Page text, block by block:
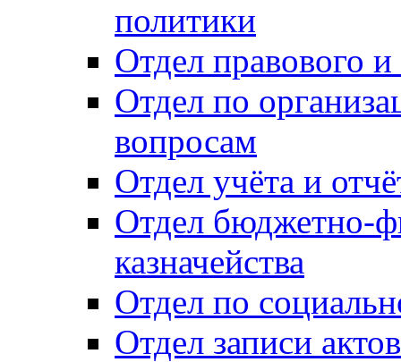
политики
Отдел правового
Отдел по
вопросам
Отдел учёта и
Отдел бюджетно-
казначейства
Отдел по
Отдел записи